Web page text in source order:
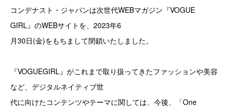
コンデナスト・ジャパンは次世代WEBマガジン『VOGUE
GIRL』のWEBサイトを、2023年6
月30日(金)をもちまして閉鎖いたしました。
『VOGUEGIRL』がこれまで取り扱ってきたファッションや美容
など、デジタルネイティブ世
代に向けたコンテンツやテーマに関しては、今後、「One